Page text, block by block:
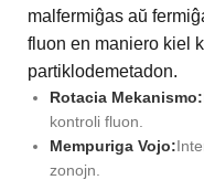
malfermiĝas aŭ
fluon en maniero kiel
partiklodemetadon.
Rotacia Mekanismo:
kontroli fluon.
Mempuriga Vojo:
zonojn.